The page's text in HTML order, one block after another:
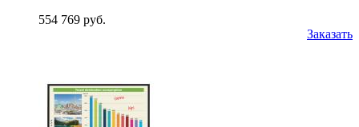
554 769 руб.
Заказать